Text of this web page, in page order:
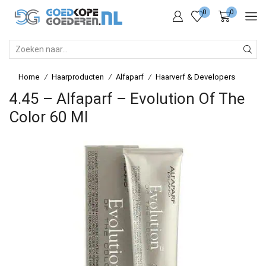
0 0
Home / Haarproducten / Alfaparf / Haarverf & Developers
4.45 – Alfaparf – Evolution Of The
Color 60 Ml